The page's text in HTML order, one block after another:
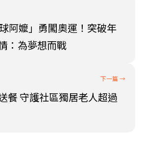
阿嬤」勇闖奧運！突破年
：為夢想而戰
餐 守護社區獨居老人超過